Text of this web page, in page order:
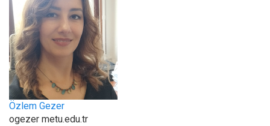
Özlem Gezer
ogezer metu.edu.tr